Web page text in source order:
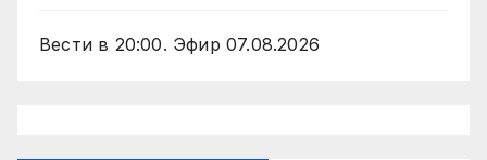
Вести в 20:00. Эфир 07.08.2026